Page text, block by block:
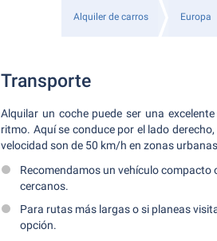
Alquiler de carros Europa
Transporte
Alquilar un coche puede ser una
ritmo. Aquí se conduce por el lado
velocidad son de 50 km/h en zonas
Recomendamos un vehículo
cercanos.
Para rutas más largas o si planeas
opción.